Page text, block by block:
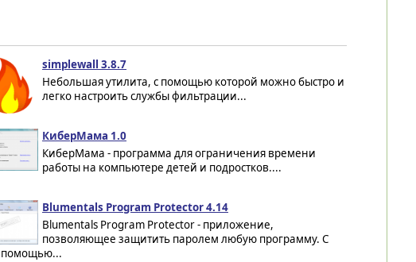
simplewall 3.8.7
Небольшая утилита, с помощью которой можно быстро и
легко настроить службы фильтрации...
КиберМама 1.0
КиберМама - программа для ограничения времени
работы на компьютере детей и подростков....
Blumentals Program Protector 4.14
Blumentals Program Protector - приложение,
позволяющее защитить паролем любую программу. С
помощью...